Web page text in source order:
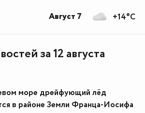
за 12 августа
море дрейфующий лёд
в районе Земли Франца-Иосифа
+14°C
Август 7